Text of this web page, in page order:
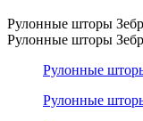
Рулонные шторы
Рулонные шторы
Рулонные
Рулонные